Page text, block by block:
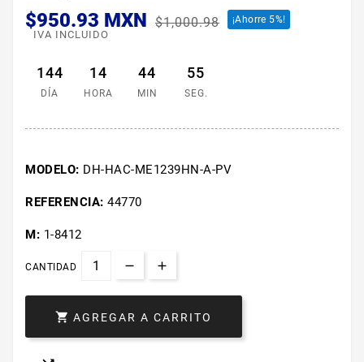
$950.93 MXN $1,000.98 ¡Ahorre 5%!
IVA INCLUIDO
144
DÍA
14
HORA
44
MIN
54
SEG.
MODELO: DH-HAC-ME1239HN-A-PV
REFERENCIA: 44770
M: 1-8412
CANTIDAD
 AGREGAR A CARRITO